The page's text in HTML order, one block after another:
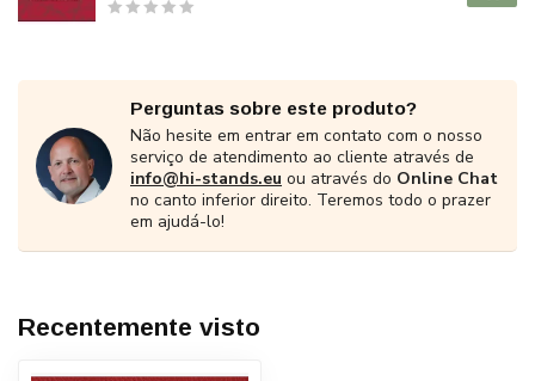
Perguntas sobre este produto?
Não hesite em entrar em contato com o nosso
serviço de atendimento ao cliente através de
info@hi-stands.eu ou através do Online Chat
no canto inferior direito. Teremos todo o prazer
em ajudá-lo!
Recentemente visto